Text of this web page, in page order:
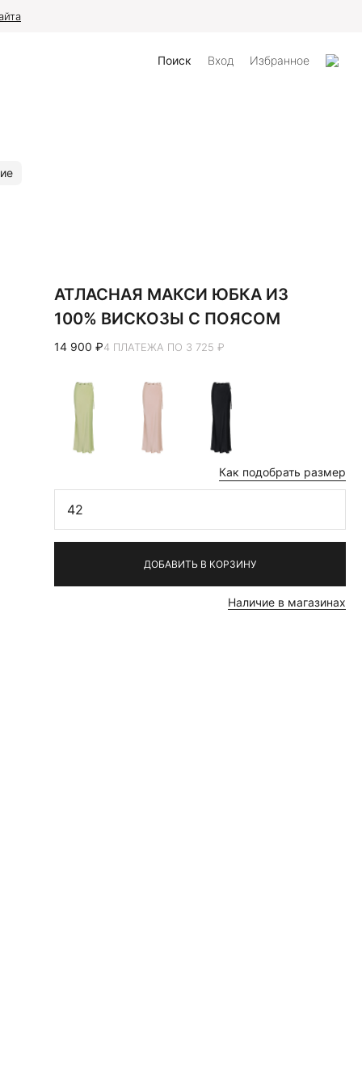
Поиск Вход Избранное
АТЛАСНАЯ МАКСИ ЮБКА ИЗ
100% ВИСКОЗЫ С ПОЯСОМ
14 900 ₽4 ПЛАТЕЖА ПО 3 725 ₽
Как подобрать размер
42
ДОБАВИТЬ В КОРЗИНУ
Наличие в магазинах